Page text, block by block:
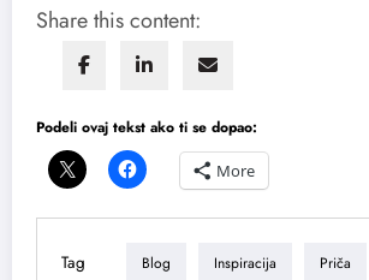
Share this content:
Podeli ovaj tekst ako ti se dopao:
More
Tag Blog Inspiracija Priča